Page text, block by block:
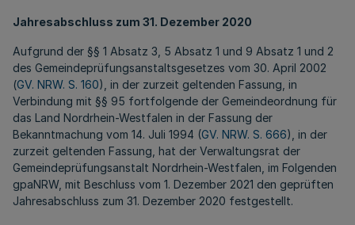
Jahresabschluss zum 31. Dezember 2020
Aufgrund der §§ 1 Absatz 3, 5 Absatz 1 und 9 Absatz 1 und 2
des Gemeindeprüfungsanstaltsgesetzes vom 30. April 2002
(GV. NRW. S. 160), in der zurzeit geltenden Fassung, in
Verbindung mit §§ 95 fortfolgende der Gemeindeordnung für
das Land Nordrhein-Westfalen in der Fassung der
Bekanntmachung vom 14. Juli 1994 (GV. NRW. S. 666), in der
zurzeit geltenden Fassung, hat der Verwaltungsrat der
Gemeindeprüfungsanstalt Nordrhein-Westfalen, im Folgenden
gpaNRW, mit Beschluss vom 1. Dezember 2021 den geprüften
Jahresabschluss zum 31. Dezember 2020 festgestellt.